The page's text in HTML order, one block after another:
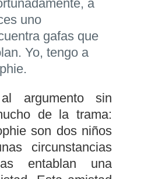
a
uno
gafas que
Yo, tengo a
argumento sin
de la trama:
son dos niños
circunstancias
entablan una